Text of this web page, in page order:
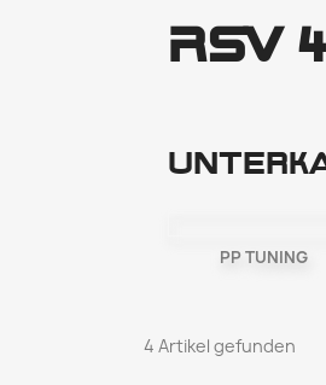
RSV
PP TUNING
4 Artikel gefunden